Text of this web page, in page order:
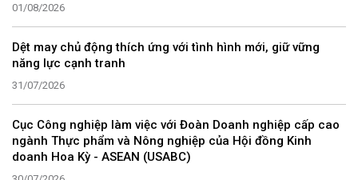
01/08/2026
Dệt may chủ động thích ứng với tình hình mới, giữ vững
năng lực cạnh tranh
31/07/2026
Cục Công nghiệp làm việc với Đoàn Doanh nghiệp cấp cao
ngành Thực phẩm và Nông nghiệp của Hội đồng Kinh
doanh Hoa Kỳ - ASEAN (USABC)